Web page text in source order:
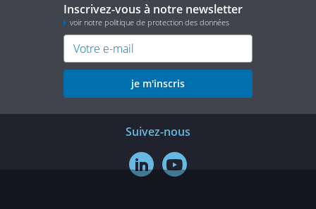
Inscrivez-vous à notre newsletter
voir notre politique de protection des données
je m'inscris
Suivez-nous
 